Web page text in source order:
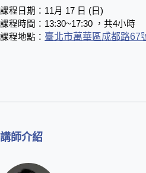
課程日期：11月 17 日 (日)
課程時間：13:30~17:30 ，共4小時
課程地點： 臺北市萬華區成都路67
講師介紹